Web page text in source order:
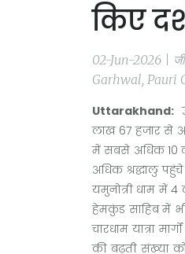
किए
02-Jun-2026 |
Garhwal, Pauri
Uttarakhand:
लाख 67 हजार से
में सबसे अधिक 10
अधिक श्रद्धालु
यमुनोत्री धाम में 4
हेमकुंड साहिब में
चारधाम यात्रा
की बढ़ती संख्या